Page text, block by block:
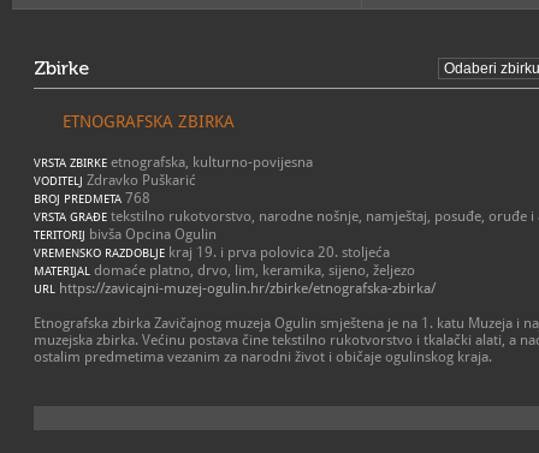
Zbirke
ETNOGRAFSKA ZBIRKA
VRSTA ZBIRKE etnografska, kulturno-povijesna
VODITELJ Zdravko Puškarić
BROJ PREDMETA 768
VRSTA GRAĐE tekstilno rukotvorstvo, narodne nošnje, namještaj, posuđe, oruđe i
TERITORIJ bivša Opcina Ogulin
VREMENSKO RAZDOBLJE kraj 19. i prva polovica 20. stoljeća
MATERIJAL domaće platno, drvo, lim, keramika, sijeno, željezo
URL https://zavicajni-muzej-ogulin.hr/zbirke/etnografska-zbirka/
Etnografska zbirka Zavičajnog muzeja Ogulin smještena je na 1. katu Muzeja i
muzejska zbirka. Većinu postava čine tekstilno rukotvorstvo i tkalački alati, a
ostalim predmetima vezanim za narodni život i običaje ogulinskog kraja.